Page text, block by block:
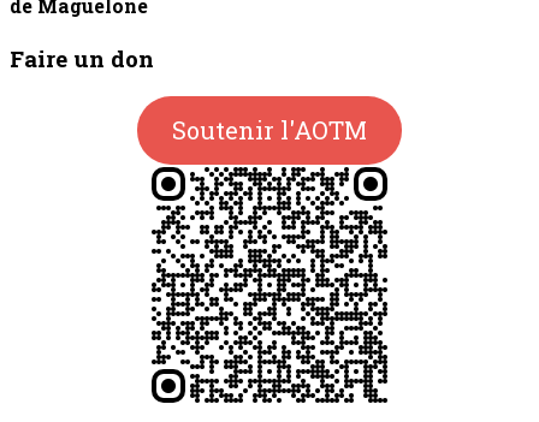
de Maguelone
Faire un don
Soutenir l'AOTM